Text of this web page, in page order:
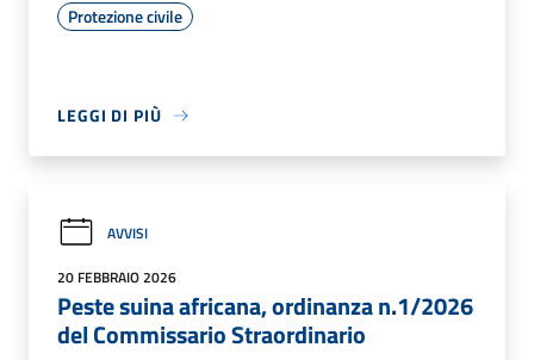
Protezione civile
LEGGI DI PIÙ
AVVISI
20 FEBBRAIO 2026
Peste suina africana, ordinanza n.1/2026
del Commissario Straordinario